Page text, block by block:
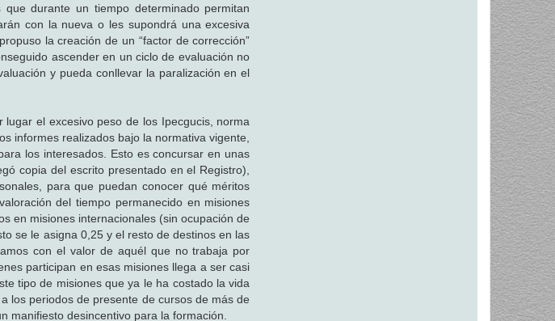
durante un tiempo determinado permitan
con la nueva o les supondrá una excesiva
la creación de un “factor de corrección”
ascender en un ciclo de evaluación no
y pueda conllevar la paralización en el
el excesivo peso de los Ipecgucis, norma
informes realizados bajo la normativa vigente,
los interesados. Esto es concursar en unas
copia del escrito presentado en el Registro),
para que puedan conocer qué méritos
del tiempo permanecido en misiones
en misiones internacionales (sin ocupación de
se le asigna 0,25 y el resto de destinos en las
con el valor de aquél que no trabaja por
participan en esas misiones llega a ser casi
tipo de misiones que ya le ha costado la vida
los periodos de presente de cursos de más de
manifiesto desincentivo para la formación.